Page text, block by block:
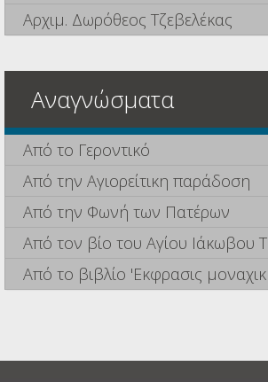
Αρχιμ. Δωρόθεος Τζεβελέκας
Αναγνώσματα
Από το Γεροντικό
Από την Αγιορείτικη παράδοση
Από την Φωνή των Πατέρων
Από τον βίο του Αγίου Ιάκωβου
Από το βιβλίο 'Εκφρασις